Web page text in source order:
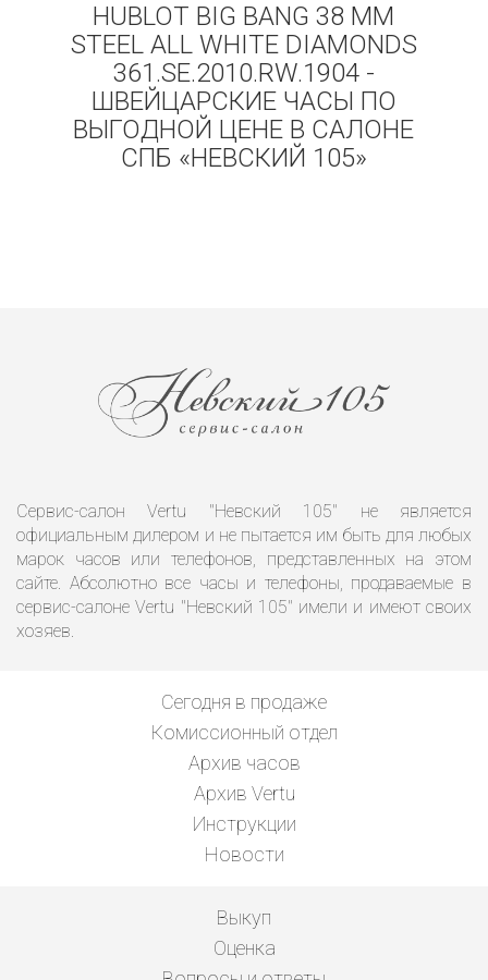
HUBLOT BIG BANG 38 MM
STEEL ALL WHITE DIAMONDS
361.SE.2010.RW.1904 -
ШВЕЙЦАРСКИЕ ЧАСЫ ПО
ВЫГОДНОЙ ЦЕНЕ В САЛОНЕ
СПБ «НЕВСКИЙ 105»
Сервис-салон Vertu "Невский 105" не является
официальным дилером и не пытается им быть для любых
марок часов или телефонов, представленных на этом
сайте. Абсолютно все часы и телефоны, продаваемые в
сервис-салоне Vertu "Невский 105" имели и имеют своих
хозяев.
Сегодня в продаже
Комиссионный отдел
Архив часов
Архив Vertu
Инструкции
Новости
Выкуп
Оценка